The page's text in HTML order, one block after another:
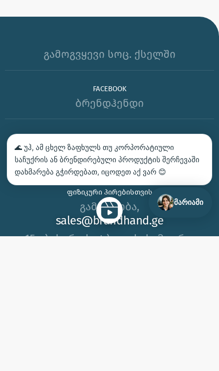
გამოგვყევი სოც. ქსელში
FACEBOOK
ბრენდჰენდი
ᲙᲝᲜᲢᲐᲥᲢᲘ
ᲩᲕᲔᲜ ᲛᲝᲒᲕᲬᲝᲜᲡ
ᲤᲘᲖᲘᲙᲣᲠᲘ ᲞᲘᲠᲔᲑᲘᲡᲗᲕᲘᲡ
გამარჯობა,
sales@brandhand.ge
15 აბუსერიძე ტბელის, სამგორი,
მარიამი
🌊 უჰ, ამ ცხელ ზაფხულს თუ კორპორატიული
საჩუქრის ან ბრენდირებული პროდუქტის შერჩევაში
დახმარება გჭირდებათ, იცოდეთ აქ ვარ 😊